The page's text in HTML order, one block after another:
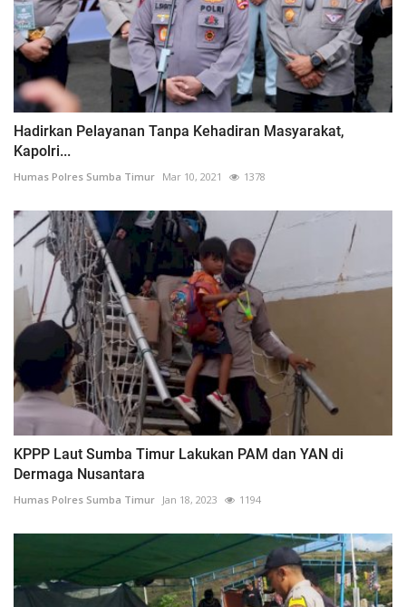
Hadirkan Pelayanan Tanpa Kehadiran Masyarakat,
Kapolri...
Humas Polres Sumba Timur Mar 10, 2021 1378
KPPP Laut Sumba Timur Lakukan PAM dan YAN di
Dermaga Nusantara
Humas Polres Sumba Timur Jan 18, 2023 1194